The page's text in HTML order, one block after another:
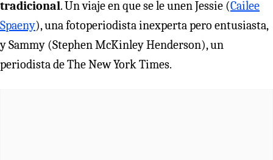
tradicional. Un viaje en que se le unen Jessie (Cailee
Spaeny), una fotoperiodista inexperta pero entusiasta,
y Sammy (Stephen McKinley Henderson), un
periodista de The New York Times.